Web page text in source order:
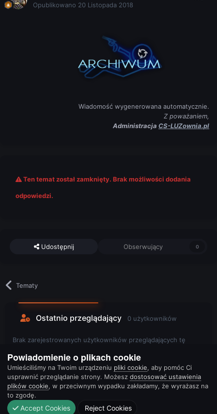
Opublikowano 20 Listopada 2018
Wiadomość wygenerowana automatycznie.
Z poważaniem,
Administracja CS-LUZownia.pl
Ten temat został zamknięty. Brak możliwości dodania
odpowiedzi.
Udostępnij Obserwujący 0
Tematy
Ostatnio przeglądający 0 użytkowników
Brak zarejestrowanych użytkowników przeglądających tę
Powiadomienie o plikach cookie
Umieściliśmy na Twoim urządzeniu pliki cookie, aby pomóc Ci
usprawnić przeglądanie strony. Możesz dostosować ustawienia
plików cookie, w przeciwnym wypadku zakładamy, że wyrażasz na
to zgodę.
Accept Cookies Reject Cookies